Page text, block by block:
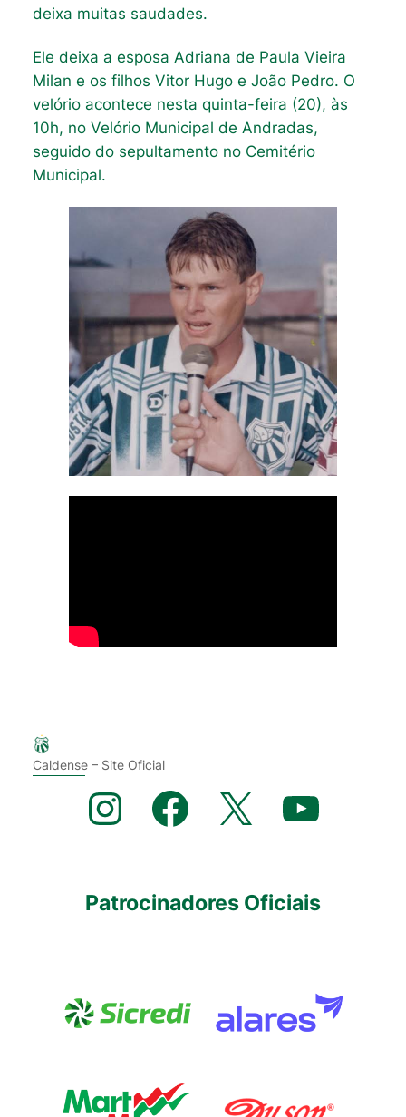
deixa muitas saudades.
Ele deixa a esposa Adriana de Paula Vieira
Milan e os filhos Vitor Hugo e João Pedro. O
velório acontece nesta quinta-feira (20), às
10h, no Velório Municipal de Andradas,
seguido do sepultamento no Cemitério
Municipal.
Caldense – Site Oficial
Instagram Facebook X YouTube
Patrocinadores Oficiais